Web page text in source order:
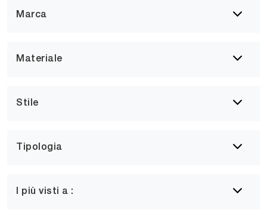
Marca
Materiale
Stile
Tipologia
I più visti a :